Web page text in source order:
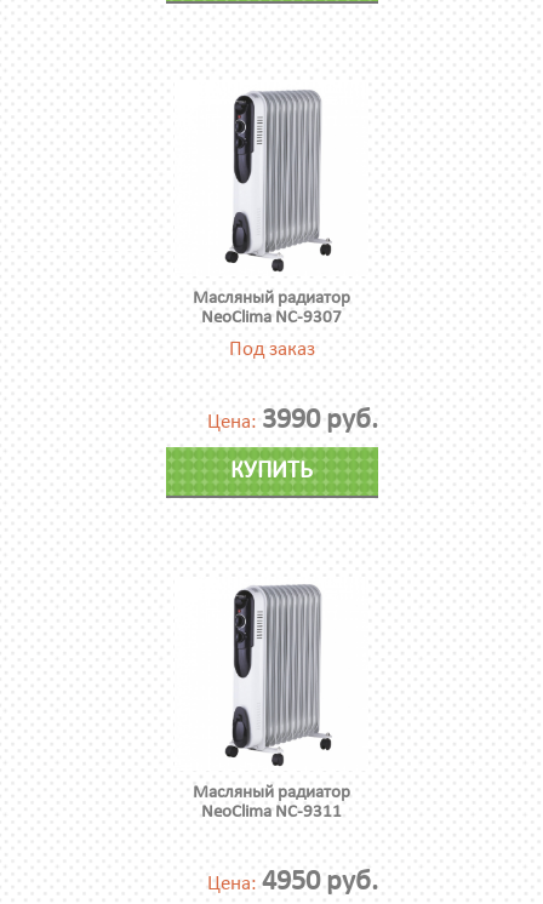
Масляный радиатор
NeoClima NC-9307
Под заказ
Цена: 3990 руб.
КУПИТЬ
Масляный радиатор
NeoClima NC-9311
Цена: 4950 руб.